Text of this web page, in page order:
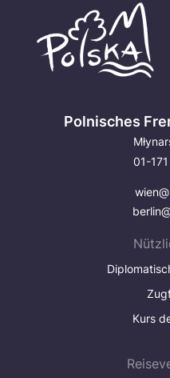
Polnisches
01-
Kurs